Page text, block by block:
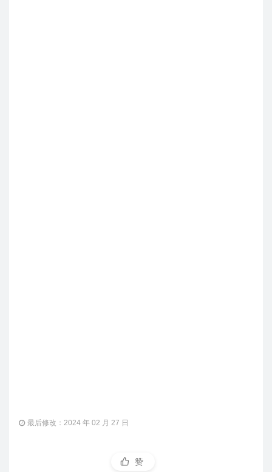
最后修改：2024 年 02 月 27 日
赞